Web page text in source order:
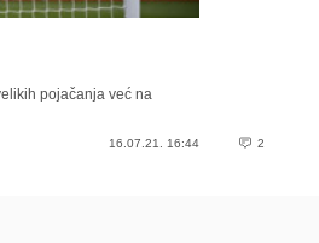
pojačanja već na
16.07.21. 16:44 2